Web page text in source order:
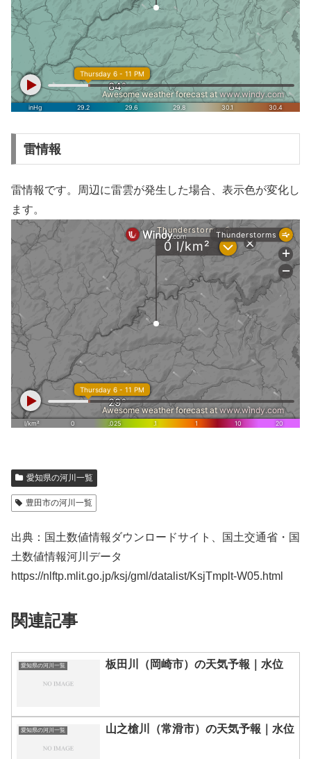
雷情報
雷情報です。周辺に雷雲が発生した場合、表示色が変化し
ます。
愛知県の河川一覧
豊田市の河川一覧
出典：国土数値情報ダウンロードサイト、国土交通省・国
土数値情報河川データ
https://nlftp.mlit.go.jp/ksj/gml/datalist/KsjTmplt-W05.html
関連記事
愛知県の河川一覧 板田川（岡崎市）の天気予報｜水位
愛知県の河川一覧 山之槍川（常滑市）の天気予報｜水位